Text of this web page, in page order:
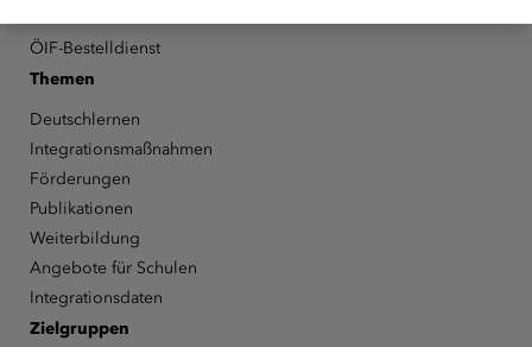
ÖIF-Bestelldienst
Themen
Deutschlernen
Integrationsmaßnahmen
Förderungen
Publikationen
Weiterbildung
Angebote für Schulen
Integrationsdaten
Zielgruppen